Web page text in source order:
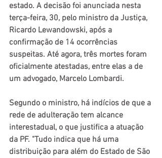
estado. A decisão foi anunciada nesta
terça-feira, 30, pelo ministro da Justiça,
Ricardo Lewandowski, após a
confirmação de 14 ocorrências
suspeitas. Até agora, três mortes foram
oficialmente atestadas, entre elas a de
um advogado, Marcelo Lombardi.
Segundo o ministro, há indícios de que a
rede de adulteração tem alcance
interestadual, o que justifica a atuação
da PF. "Tudo indica que há uma
distribuição para além do Estado de São